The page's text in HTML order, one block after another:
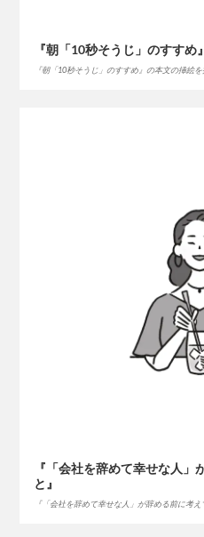
『朝「10秒そうじ」のすすめ』
『朝「10秒そうじ」のすすめ』の本文の挿絵を
『「会社を辞めて幸せな人」
と』
『「会社を辞めて幸せな人」が辞める前に考え